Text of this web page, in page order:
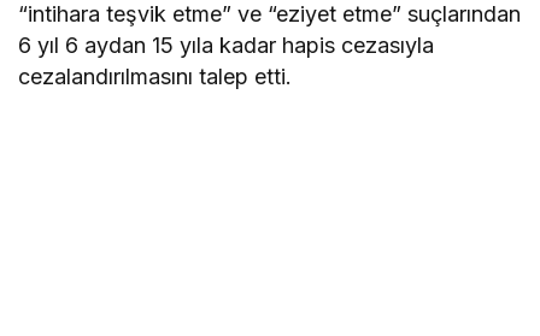
“intihara teşvik etme” ve “eziyet etme” suçlarından
6 yıl 6 aydan 15 yıla kadar hapis cezasıyla
cezalandırılmasını talep etti.